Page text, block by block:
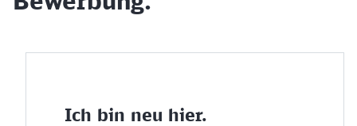
Ich bin neu hier.